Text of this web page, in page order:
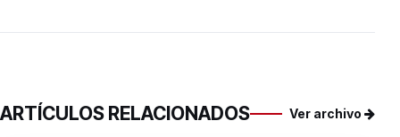
ARTÍCULOS RELACIONADOS Ver archivo